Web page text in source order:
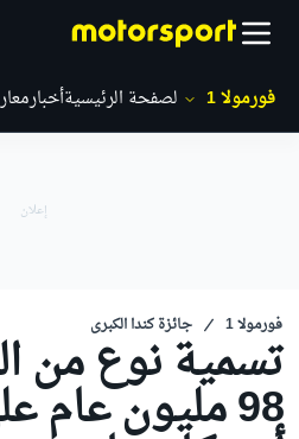
فورمولا 1 الصفحة الرئيسيةأخبار
فورمولا 1 جائزة كندا الكبرى
تسمية نوع من
98 مليون عام